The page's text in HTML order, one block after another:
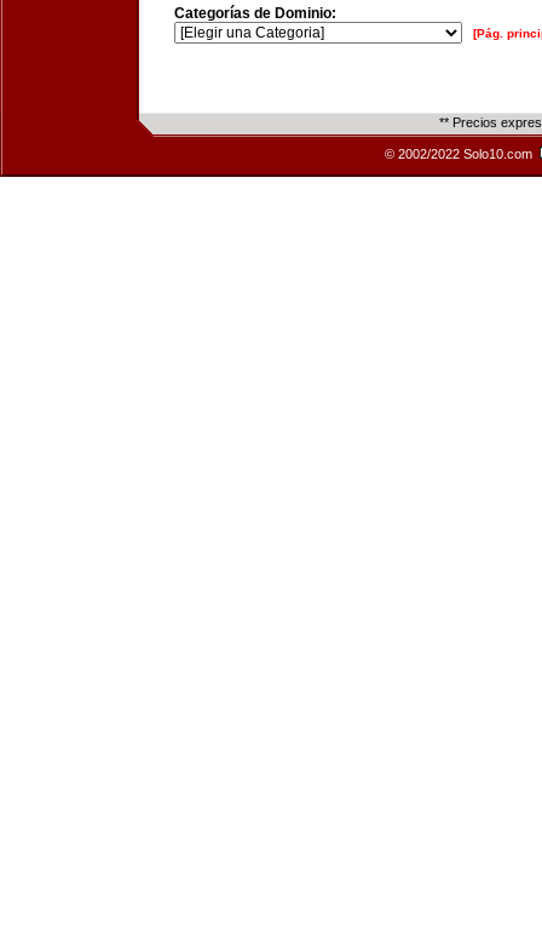
Categorías de Dominio:
[Pág.
** Precios
© 2002/2022 Solo10.com